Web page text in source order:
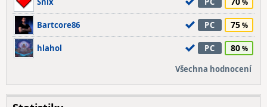
Bartcore86 PC 75
hlahol PC 80
Všechna hodnocení